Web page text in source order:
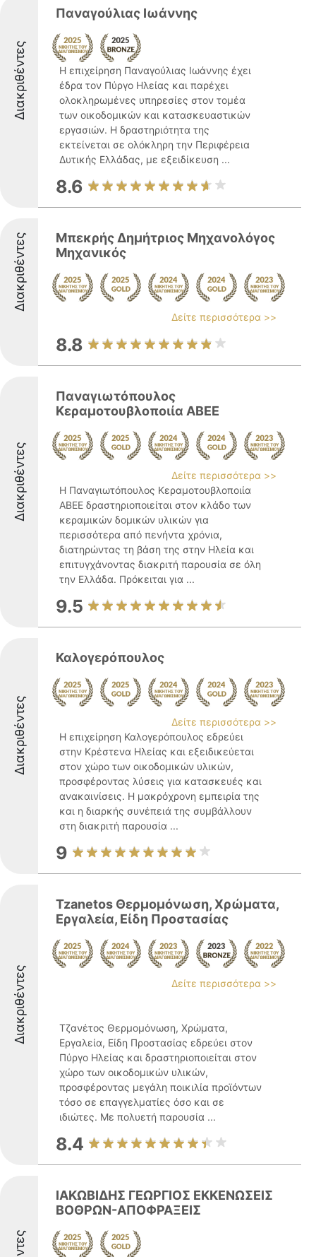
Διακριθέντες
Παναγούλιας Ιωάννης
Η επιχείρηση Παναγούλιας Ιωάννης έχει
έδρα τον Πύργο Ηλείας και παρέχει
ολοκληρωμένες υπηρεσίες στον τομέα
των οικοδομικών και κατασκευαστικών
εργασιών. Η δραστηριότητα της
εκτείνεται σε ολόκληρη την Περιφέρεια
Δυτικής Ελλάδας, με εξειδίκευση ...
8.6
Διακριθέντες
Μπεκρής Δημήτριος Μηχανολόγος
Μηχανικός
Δείτε περισσότερα >>
8.8
Διακριθέντες
Παναγιωτόπουλος
Κεραμοτουβλοποιία ΑΒΕΕ
Δείτε περισσότερα >>
Η Παναγιωτόπουλος Κεραμοτουβλοποιία
ΑΒΕΕ δραστηριοποιείται στον κλάδο των
κεραμικών δομικών υλικών για
περισσότερα από πενήντα χρόνια,
διατηρώντας τη βάση της στην Ηλεία και
επιτυγχάνοντας διακριτή παρουσία σε όλη
την Ελλάδα. Πρόκειται για ...
9.5
Διακριθέντες
Καλογερόπουλος
Δείτε περισσότερα >>
Η επιχείρηση Καλογερόπουλος εδρεύει
στην Κρέστενα Ηλείας και εξειδικεύεται
στον χώρο των οικοδομικών υλικών,
προσφέροντας λύσεις για κατασκευές και
ανακαινίσεις. Η μακρόχρονη εμπειρία της
και η διαρκής συνέπειά της συμβάλλουν
στη διακριτή παρουσία ...
9
Διακριθέντες
Tzanetos Θερμομόνωση, Χρώματα,
Εργαλεία, Είδη Προστασίας
Δείτε περισσότερα >>
Τζανέτος Θερμομόνωση, Χρώματα,
Εργαλεία, Είδη Προστασίας εδρεύει στον
Πύργο Ηλείας και δραστηριοποιείται στον
χώρο των οικοδομικών υλικών,
προσφέροντας μεγάλη ποικιλία προϊόντων
τόσο σε επαγγελματίες όσο και σε
ιδιώτες. Με πολυετή παρουσία ...
8.4
ΙΑΚΩΒΙΔΗΣ ΓΕΩΡΓΙΟΣ ΕΚΚΕΝΩΣΕΙΣ
ΒΟΘΡΩΝ-ΑΠΟΦΡΑΞΕΙΣ